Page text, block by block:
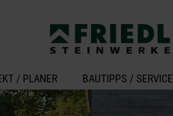
/ PLANER BAUTIPPS / SERVICE